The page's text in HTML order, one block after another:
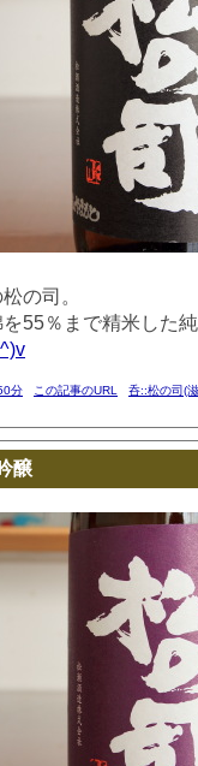
の司。
55％まで精米した
分 この記事のURL 呑::松の司(
醸